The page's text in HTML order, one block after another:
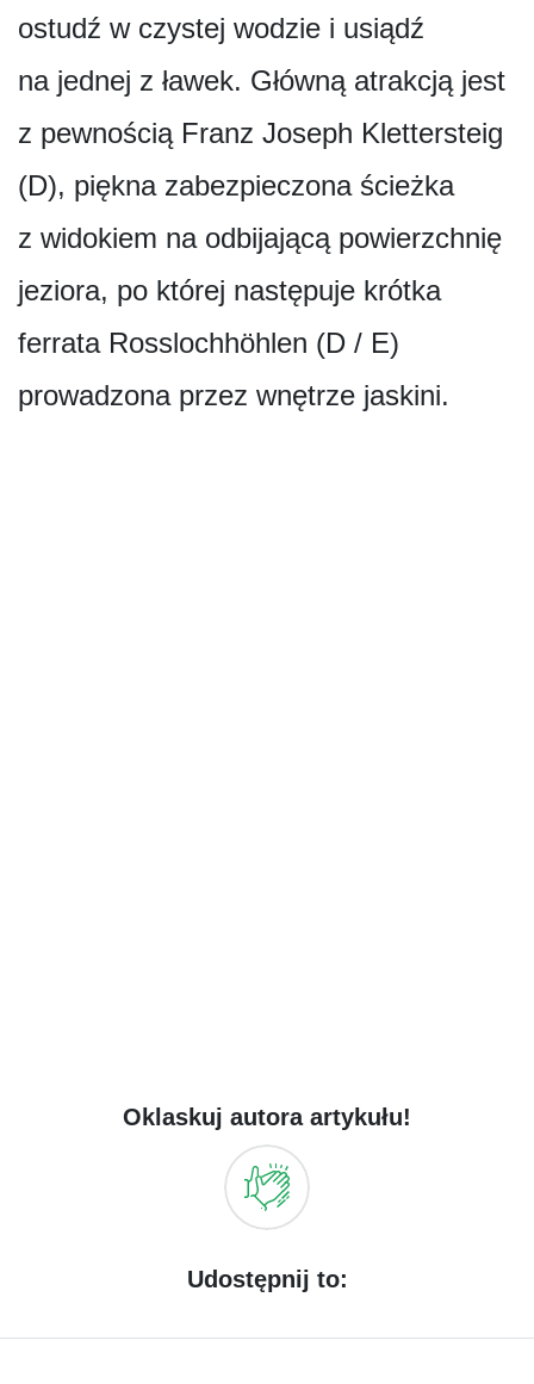
ostudź w czystej wodzie i usiądź
na jednej z ławek. Główną atrakcją jest
z pewnością Franz Joseph Klettersteig
(D), piękna zabezpieczona ścieżka
z widokiem na odbijającą powierzchnię
jeziora, po której następuje krótka
ferrata Rosslochhöhlen (D / E)
prowadzona przez wnętrze jaskini.
Oklaskuj autora artykułu!
Udostępnij to: